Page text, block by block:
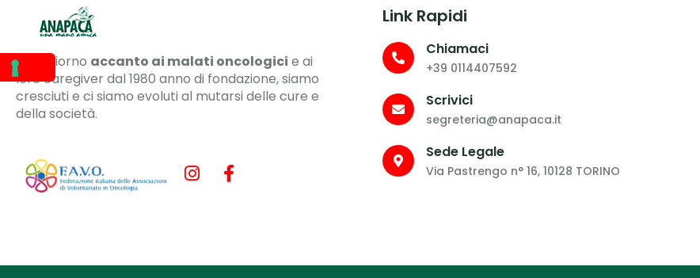
Ogni giorno accanto ai malati oncologici e ai
loro caregiver dal 1980 anno di fondazione, siamo
cresciuti e ci siamo evoluti al mutarsi delle cure e
della società.
Link Rapidi
Chiamaci
+39 0114407592
Scrivici
segreteria@anapaca.it
Sede Legale
Via Pastrengo n° 16, 10128 TORINO